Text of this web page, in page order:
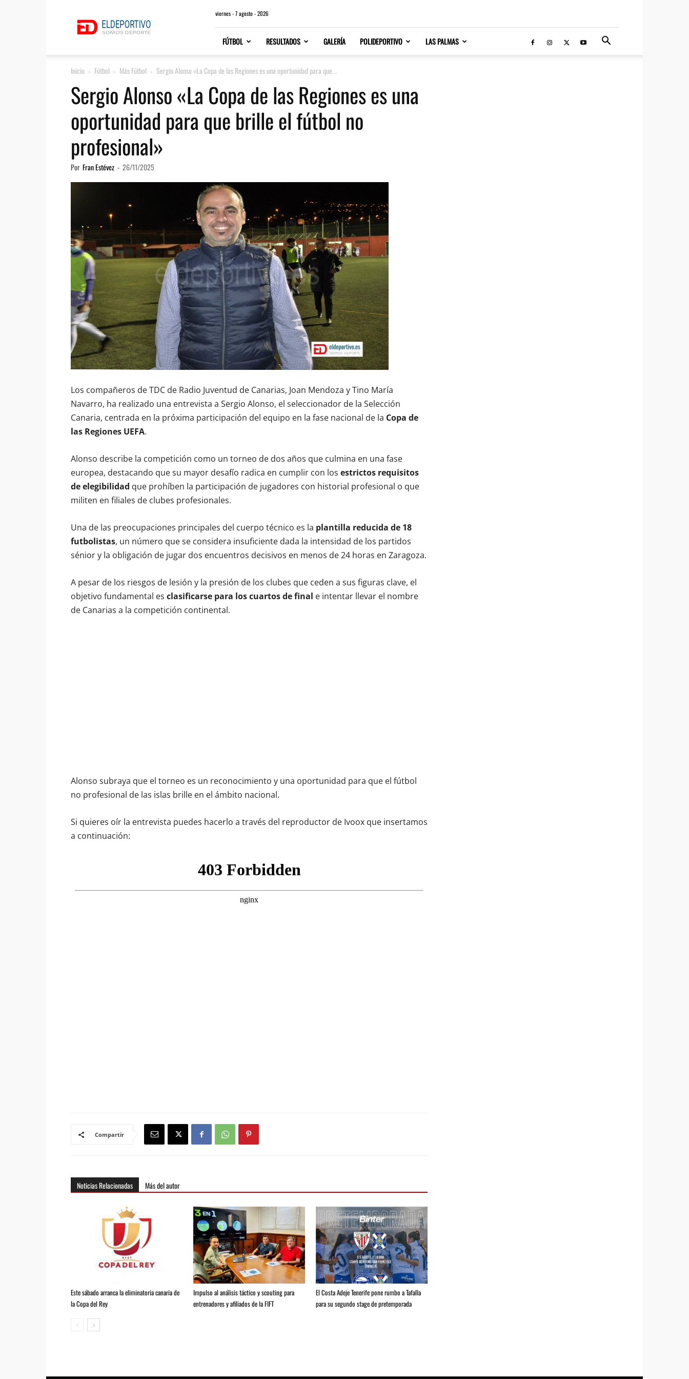
viernes - 7 agosto - 2026
FÚTBOL RESULTADOS GALERÍA POLIDEPORTIVO LAS PALMAS
Inicio Fútbol Más Fútbol Sergio Alonso «La Copa de las Regiones es una oportunidad para que...
Sergio Alonso «La Copa de las Regiones es una
oportunidad para que brille el fútbol no
profesional»
Por Fran Estévez - 26/11/2025
Los compañeros de TDC de Radio Juventud de Canarias, Joan Mendoza y Tino María
Navarro, ha realizado una entrevista a Sergio Alonso, el seleccionador de la Selección
Canaria, centrada en la próxima participación del equipo en la fase nacional de la Copa de
las Regiones UEFA.
Alonso describe la competición como un torneo de dos años que culmina en una fase
europea, destacando que su mayor desafío radica en cumplir con los estrictos requisitos
de elegibilidad que prohíben la participación de jugadores con historial profesional o que
militen en filiales de clubes profesionales.
Una de las preocupaciones principales del cuerpo técnico es la plantilla reducida de 18
futbolistas, un número que se considera insuficiente dada la intensidad de los partidos
sénior y la obligación de jugar dos encuentros decisivos en menos de 24 horas en Zaragoza.
A pesar de los riesgos de lesión y la presión de los clubes que ceden a sus figuras clave, el
objetivo fundamental es clasificarse para los cuartos de final e intentar llevar el nombre
de Canarias a la competición continental.
Alonso subraya que el torneo es un reconocimiento y una oportunidad para que el fútbol
no profesional de las islas brille en el ámbito nacional.
Si quieres oír la entrevista puedes hacerlo a través del reproductor de Ivoox que insertamos
a continuación:
Compartir
Noticias Relacionadas Más del autor
Este sábado arranca la eliminatoria canaria de
la Copa del Rey
Impulso al análisis táctico y scouting para
entrenadores y afiliados de la FIFT
El Costa Adeje Tenerife pone rumbo a Tafalla
para su segundo stage de pretemporada